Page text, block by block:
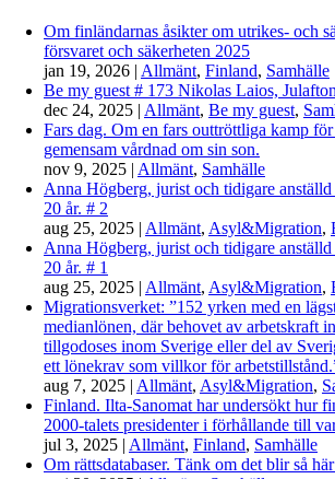
Om finländarnas åsikter om utrikes- och
försvaret och säkerheten 2025
jan 19, 2026 | Allmänt, Finland, Samhälle
Be my guest # 173 Nikolas Laios,
dec 24, 2025 | Allmänt, Be my guest,
Fars dag. Om en fars outtröttliga kamp
gemensam vårdnad om sin son.
nov 9, 2025 | Allmänt, Samhälle
Anna Högberg, jurist och tidigare
20 år. # 2
aug 25, 2025 | Allmänt, Asyl&Migration,
Anna Högberg, jurist och tidigare
20 år. # 1
aug 25, 2025 | Allmänt, Asyl&Migration,
Migrationsverket: ”152 yrken med en
medianlönen, där behovet av arbetskraft
tillgodoses inom Sverige eller del av
ett lönekrav som villkor för
aug 7, 2025 | Allmänt, Asyl&Migration,
Finland. Ilta-Sanomat har undersökt hur
2000-talets presidenter i förhållande till
jul 3, 2025 | Allmänt, Finland, Samhälle
Om rättsdatabaser. Tänk om det blir så